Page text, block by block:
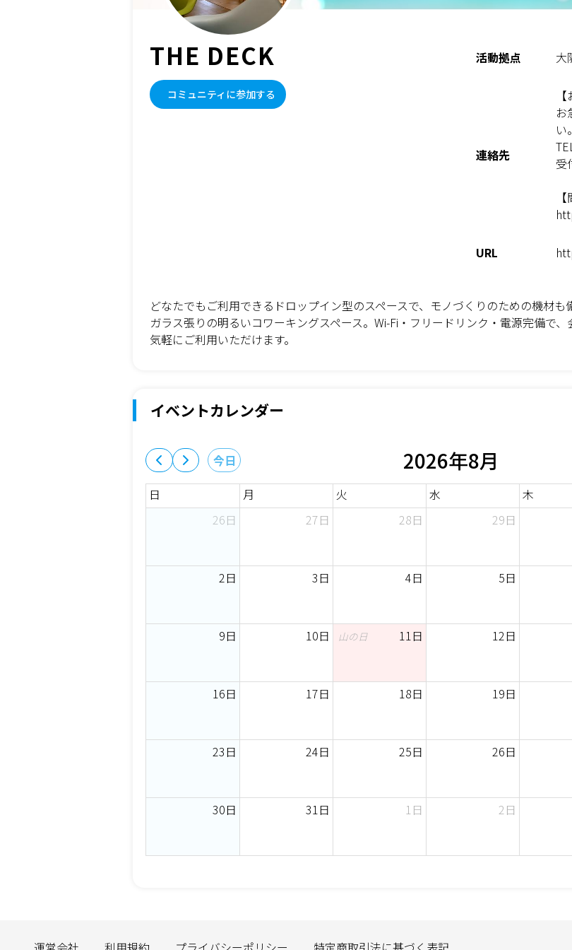
THE DECK
コミュニティに参加する
活動拠点 大
連絡先
お
い。
受
URL
どなたでもご利用できるドロップイン型のスペースで、モノづくりのための機材も
ガラス張りの明るいコワーキングスペース。Wi-Fi・フリードリンク・電源完備で
気軽にご利用いただけます。
イベントカレンダー
今日 2026年8月
日
月 火 水 木
26日
27日 28日 29日
2日 3日 4日 5日
9日 10日 11日
山の日 12日
16日 17日 18日 19日
23日 24日 25日 26日
30日 31日 1日 2日